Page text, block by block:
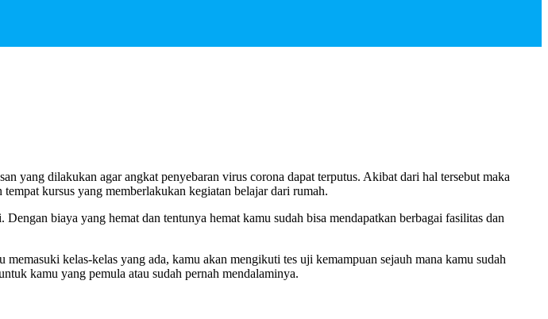
yang dilakukan agar angkat penyebaran virus corona dapat terputus. Akibat dari hal tersebut maka
kursus yang memberlakukan kegiatan belajar dari rumah.
biaya yang hemat dan tentunya hemat kamu sudah bisa mendapatkan berbagai fasilitas dan
kelas-kelas yang ada, kamu akan mengikuti tes uji kemampuan sejauh mana kamu sudah
kamu yang pemula atau sudah pernah mendalaminya.